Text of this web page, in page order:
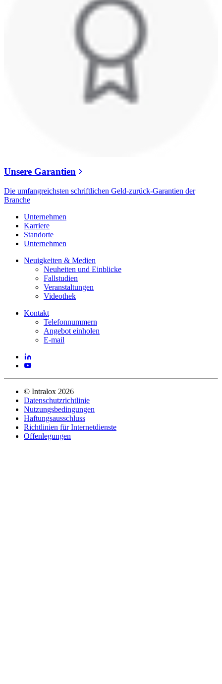
Unsere Garantien
Die umfangreichsten schriftlichen Geld-zurück-Garantien der
Branche
Unternehmen
Karriere
Standorte
Unternehmen
Neuigkeiten & Medien
Neuheiten und Einblicke
Fallstudien
Veranstaltungen
Videothek
Kontakt
Telefonnummern
Angebot einholen
E-mail
© Intralox 2026
Datenschutzrichtlinie
Nutzungsbedingungen
Haftungsausschluss
Richtlinien für Internetdienste
Offenlegungen